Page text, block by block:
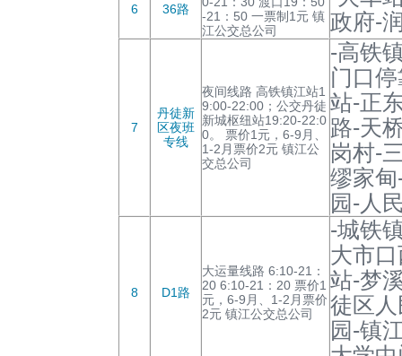
6 36路
-21：50 一票制1元 镇
江公交总公司
政府-
7
丹徒新
区夜班
专线
夜间线路 高铁镇江站1
9:00-22:00；公交丹徒
新城枢纽站19:20-22:0
0。 票价1元，6-9月、
1-2月票价2元 镇江公
交总公司
-高铁
门口
站-正
路-天
岗村-
缪家
园-人
8 D1路
大运量线路 6:10-21：
20 6:10-21：20 票价1
元，6-9月、1-2月票价
2元 镇江公交总公司
-城铁
大市
站-梦
徒区
园-镇